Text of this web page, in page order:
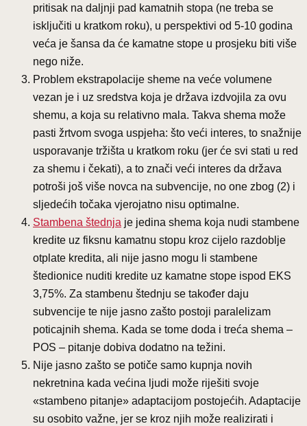
pritisak na daljnji pad kamatnih stopa (ne treba se
isključiti u kratkom roku), u perspektivi od 5-10 godina
veća je šansa da će kamatne stope u prosjeku biti više
nego niže.
Problem ekstrapolacije sheme na veće volumene
vezan je i uz sredstva koja je država izdvojila za ovu
shemu, a koja su relativno mala. Takva shema može
pasti žrtvom svoga uspjeha: što veći interes, to snažnije
usporavanje tržišta u kratkom roku (jer će svi stati u red
za shemu i čekati), a to znači veći interes da država
potroši još više novca na subvencije, no one zbog (2) i
sljedećih točaka vjerojatno nisu optimalne.
Stambena štednja je jedina shema koja nudi stambene
kredite uz fiksnu kamatnu stopu kroz cijelo razdoblje
otplate kredita, ali nije jasno mogu li stambene
štedionice nuditi kredite uz kamatne stope ispod EKS
3,75%. Za stambenu štednju se također daju
subvencije te nije jasno zašto postoji paralelizam
poticajnih shema. Kada se tome doda i treća shema –
POS – pitanje dobiva dodatno na težini.
Nije jasno zašto se potiče samo kupnja novih
nekretnina kada većina ljudi može riješiti svoje
«stambeno pitanje» adaptacijom postojećih. Adaptacije
su osobito važne, jer se kroz njih može realizirati i